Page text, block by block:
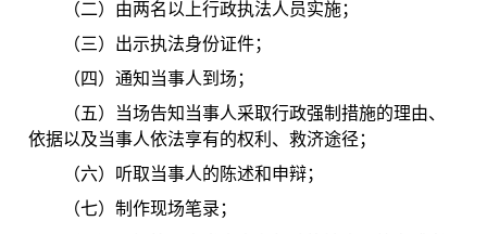
（二）由两名以上行政执法人员实施；
（三）出示执法身份证件；
（四）通知当事人到场；
（五）当场告知当事人采取行政强制措施的理由、
依据以及当事人依法享有的权利、救济途径；
（六）听取当事人的陈述和申辩；
（七）制作现场笔录；